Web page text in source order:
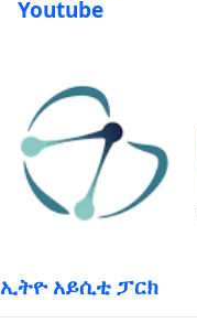
Youtube
ኢትዮ አይሲቲ ፓርክ